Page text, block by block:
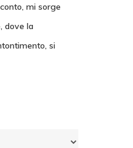
mi sorge
dove la
si